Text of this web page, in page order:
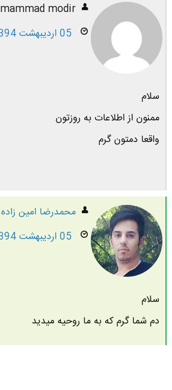
mammad modir
05 اردیبهشت 1394
سلام
ممنون از اطلاعات به روزتون
واقعا دمتون گرم
محمدرضا امين زاده
05 اردیبهشت 1394
سلام
دم شما گرم که به ما روحیه میدید